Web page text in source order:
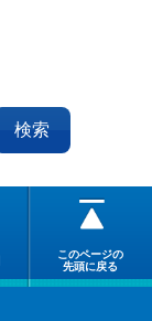
このページの
先頭に戻る